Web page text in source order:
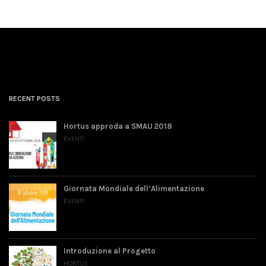
RECENT POSTS
Hortus approda a SMAU 2018
EVENTI
Giornata Mondiale dell’Alimentazione
EVENTI
Introduzione al Progetto
HORTUS